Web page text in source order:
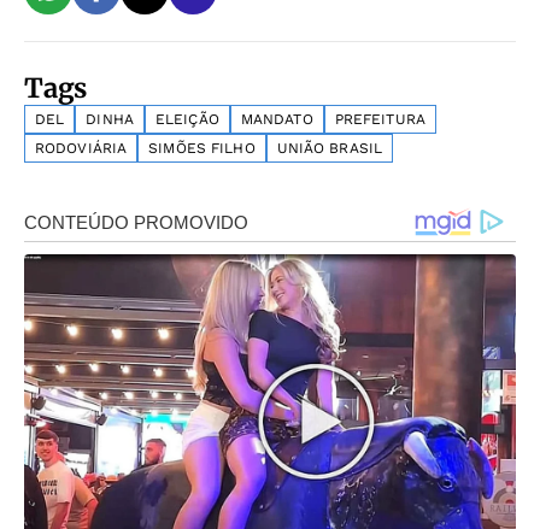
Tags
DEL DINHA ELEIÇÃO MANDATO
PREFEITURA
RODOVIÁRIA
SIMÕES FILHO UNIÃO BRASIL